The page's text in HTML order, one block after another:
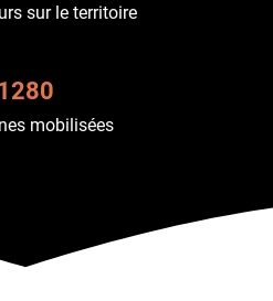
sur le territoire
mobilisées